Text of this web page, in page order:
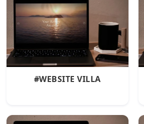
#WEBSITE VILLA